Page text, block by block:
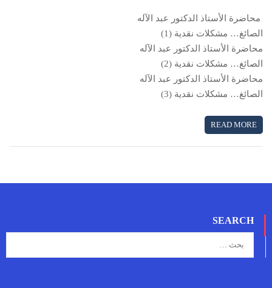
محاضرة الأستاذ الدكتور عبد الآله
الصائغ… مشكلات نقدية (1)
محاضرة الأستاذ الدكتور عبد الآله
الصائغ… مشكلات نقدية (2)
محاضرة الأستاذ الدكتور عبد الآله
الصائغ… مشكلات نقدية (3)
READ MORE
SEARCH